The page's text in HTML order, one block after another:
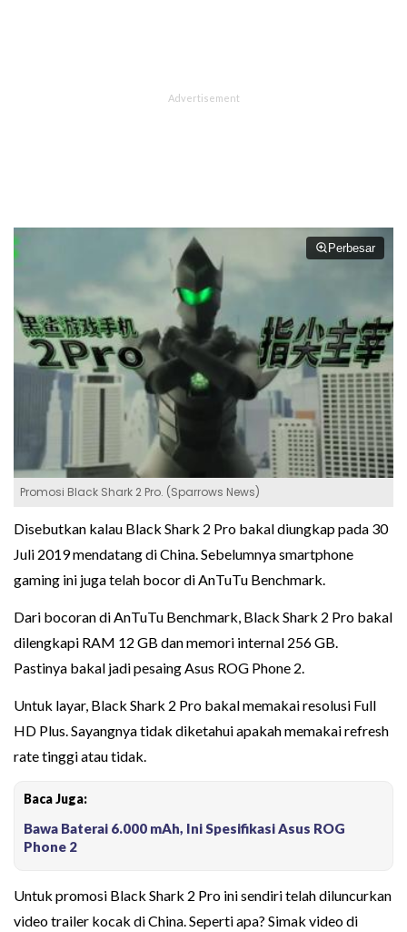
Perbesar
Promosi Black Shark 2 Pro. (Sparrows News)
Disebutkan kalau Black Shark 2 Pro bakal diungkap pada 30
Juli 2019 mendatang di China. Sebelumnya smartphone
gaming ini juga telah bocor di AnTuTu Benchmark.
Dari bocoran di AnTuTu Benchmark, Black Shark 2 Pro bakal
dilengkapi RAM 12 GB dan memori internal 256 GB.
Pastinya bakal jadi pesaing Asus ROG Phone 2.
Untuk layar, Black Shark 2 Pro bakal memakai resolusi Full
HD Plus. Sayangnya tidak diketahui apakah memakai refresh
rate tinggi atau tidak.
Baca Juga:
Bawa Baterai 6.000 mAh, Ini Spesifikasi Asus ROG
Phone 2
Untuk promosi Black Shark 2 Pro ini sendiri telah diluncurkan
video trailer kocak di China. Seperti apa? Simak video di